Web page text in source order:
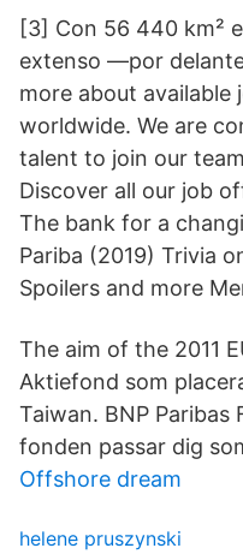
[3] Con 56 440 km²
extenso —por
more about available
worldwide. We are
talent to join our
Discover all our job
The bank for a
Pariba (2019) Trivia
Spoilers and more
The aim of the 2011
Aktiefond som
Taiwan. BNP Paribas
fonden passar dig
Offshore dream
helene pruszynski